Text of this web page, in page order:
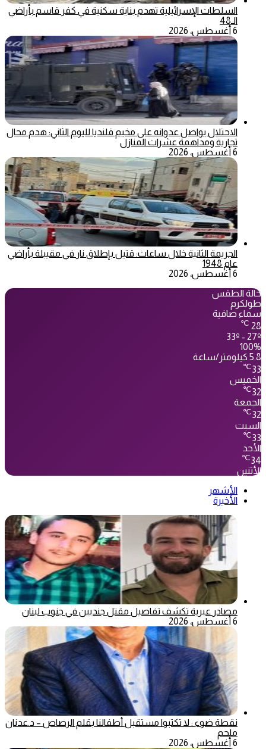
السلطات الإسرائيلية تهدم بناية سكنية في كفر قاسم بأراضي
الـ48
6 أغسطس، 2026
الاحتلال يواصل عدوانه على مخيم قلنديا لليوم الثاني: هدم محال
تجارية ومداهمة عشرات المنازل
6 أغسطس، 2026
الجريمة الثانية خلال ساعات: قتيل بإطلاق نار في مقيبلة بأراضي
عام 1948
6 أغسطس، 2026
حالة الطقس
طولكرم
سماء صافية
28
℃
33º - 27º
100%
5.8 كيلومتر/ساعة
33
℃
الخميس
32
℃
الجمعة
32
℃
السبت
33
℃
الأحد
34
℃
الأثنين
الأشهر
الأخيرة
مصادر عبرية تكشف تفاصيل مقتل جنديين في جنوب لبنان
6 أغسطس، 2026
نقطة ضوء : لا تكتبوا مستقبل أطفالنا بقلم الرصاص – د.عدنان
ملحم
6 أغسطس، 2026